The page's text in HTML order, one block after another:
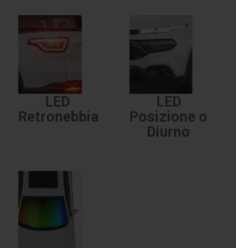
LED
Retronebbia
LED
Posizione o
Diurno